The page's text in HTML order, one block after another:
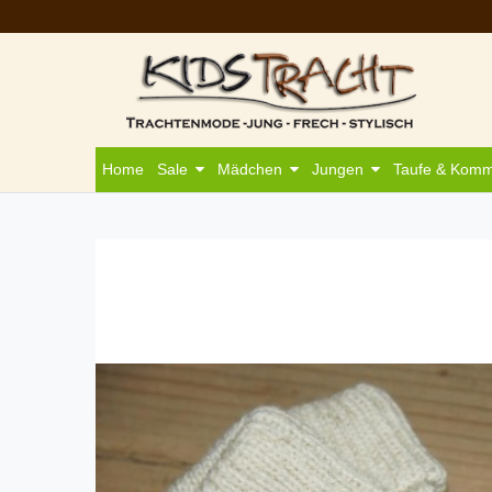
Home Sale Mädchen Jungen Taufe &